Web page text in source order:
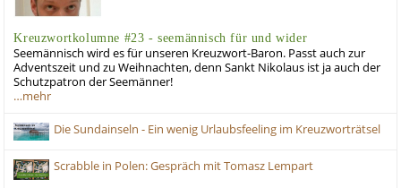
Kreuzwortkolumne #23 - seemännisch für und wider
Seemännisch wird es für unseren Kreuzwort-Baron. Passt auch zur
Adventszeit und zu Weihnachten, denn Sankt Nikolaus ist ja auch der
Schutzpatron der Seemänner!
…mehr
Die Sundainseln - Ein wenig Urlaubsfeeling im Kreuzworträtsel
Scrabble in Polen: Gespräch mit Tomasz Lempart